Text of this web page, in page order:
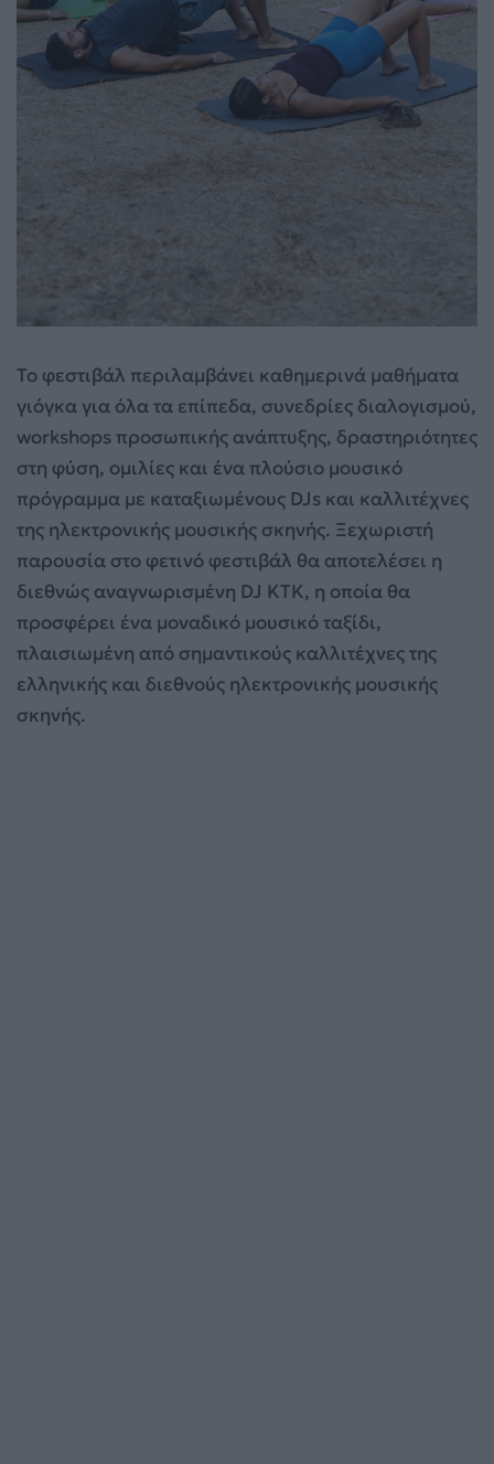
Το φεστιβάλ περιλαμβάνει καθημερινά μαθήματα
γιόγκα για όλα τα επίπεδα, συνεδρίες διαλογισμού,
workshops προσωπικής ανάπτυξης, δραστηριότητες
στη φύση, ομιλίες και ένα πλούσιο μουσικό
πρόγραμμα με καταξιωμένους DJs και καλλιτέχνες
της ηλεκτρονικής μουσικής σκηνής. Ξεχωριστή
παρουσία στο φετινό φεστιβάλ θα αποτελέσει η
διεθνώς αναγνωρισμένη DJ KTK, η οποία θα
προσφέρει ένα μοναδικό μουσικό ταξίδι,
πλαισιωμένη από σημαντικούς καλλιτέχνες της
ελληνικής και διεθνούς ηλεκτρονικής μουσικής
σκηνής.